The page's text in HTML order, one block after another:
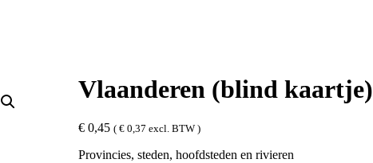
Vlaanderen (blind kaartje)
€0,45 ( €0,37 excl. BTW )
Provincies, steden, hoofdsteden en rivieren